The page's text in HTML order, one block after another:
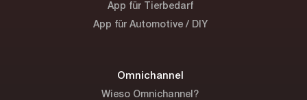
App für Tierbedarf
App für Automotive / DIY
Omnichannel
Wieso Omnichannel?